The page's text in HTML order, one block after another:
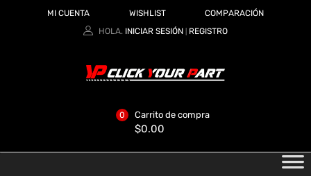
MI CUENTA WISHLIST
COMPARACIÓN
HOLA. INICIAR SESIÓN REGISTRO
Carrito de compra
$0.00
0